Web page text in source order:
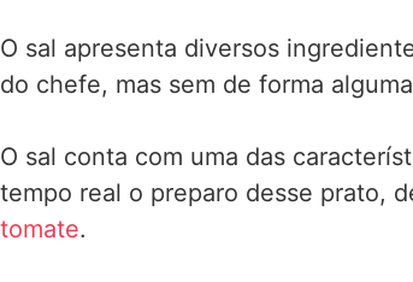
O sal apresenta diversos
do chefe, mas sem de forma
O sal conta com uma das
tempo real o preparo desse prato,
tomate.